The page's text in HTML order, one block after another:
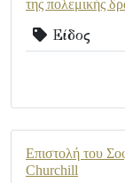
της πολεμικής
Είδος
Επιστολή του
Churchill